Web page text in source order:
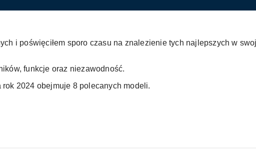
i poświęciłem sporo czasu na znalezienie tych najlepszych w
funkcje oraz niezawodność.
rok 2024 obejmuje 8 polecanych modeli.